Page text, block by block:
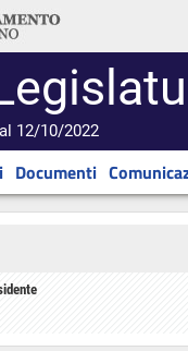
12/10/2022
Documenti